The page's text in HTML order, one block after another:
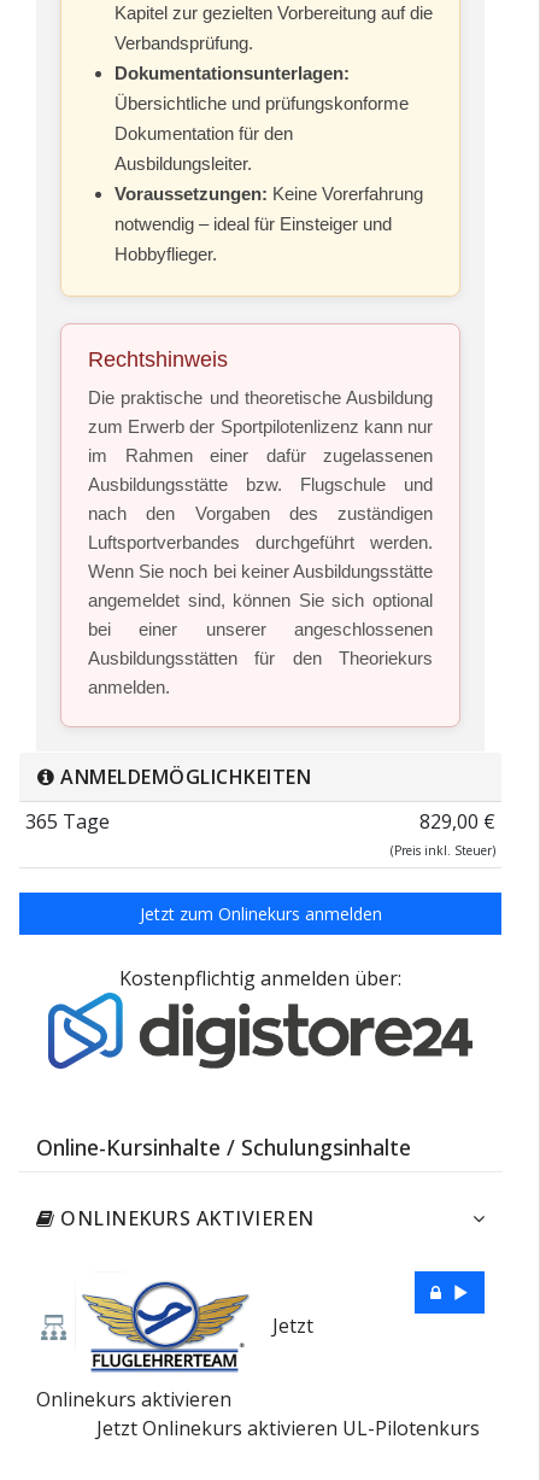
Kapitel zur gezielten Vorbereitung auf die
Verbandsprüfung.
Dokumentationsunterlagen:
Übersichtliche und prüfungskonforme
Dokumentation für den
Ausbildungsleiter.
Voraussetzungen: Keine Vorerfahrung
notwendig – ideal für Einsteiger und
Hobbyflieger.
Rechtshinweis
Die praktische und theoretische Ausbildung
zum Erwerb der Sportpilotenlizenz kann nur
im Rahmen einer dafür zugelassenen
Ausbildungsstätte bzw. Flugschule und
nach den Vorgaben des zuständigen
Luftsportverbandes durchgeführt werden.
Wenn Sie noch bei keiner Ausbildungsstätte
angemeldet sind, können Sie sich optional
bei einer unserer angeschlossenen
Ausbildungsstätten für den Theoriekurs
anmelden.
ANMELDEMÖGLICHKEITEN
365 Tage
829,00 €
(Preis inkl. Steuer)
Jetzt zum Onlinekurs anmelden
Kostenpflichtig anmelden über:
Online-Kursinhalte / Schulungsinhalte
ONLINEKURS AKTIVIEREN
Jetzt
Onlinekurs aktivieren
Jetzt Onlinekurs aktivieren UL-Pilotenkurs